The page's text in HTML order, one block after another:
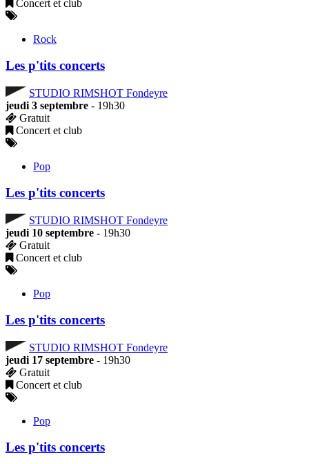
Concert et club
Rock
Les p'tits concerts
STUDIO RIMSHOT Fondeyre
jeudi 3 septembre - 19h30
Gratuit
Concert et club
Pop
Les p'tits concerts
STUDIO RIMSHOT Fondeyre
jeudi 10 septembre - 19h30
Gratuit
Concert et club
Pop
Les p'tits concerts
STUDIO RIMSHOT Fondeyre
jeudi 17 septembre - 19h30
Gratuit
Concert et club
Pop
Les p'tits concerts